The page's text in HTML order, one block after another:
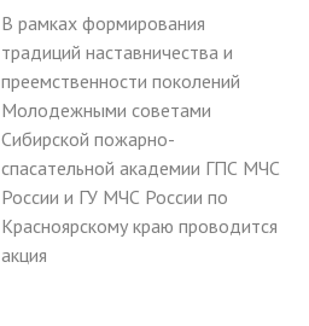
В рамках формирования
традиций наставничества и
преемственности поколений
Молодежными советами
Сибирской пожарно-
спасательной академии ГПС МЧС
России и ГУ МЧС России по
Красноярскому краю проводится
акция